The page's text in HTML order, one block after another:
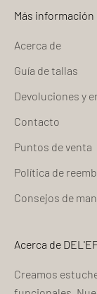
Más información
Acerca de
Guía de tallas
Devoluciones y
Contacto
Puntos de venta
Política de
Consejos de
Acerca de
Creamos